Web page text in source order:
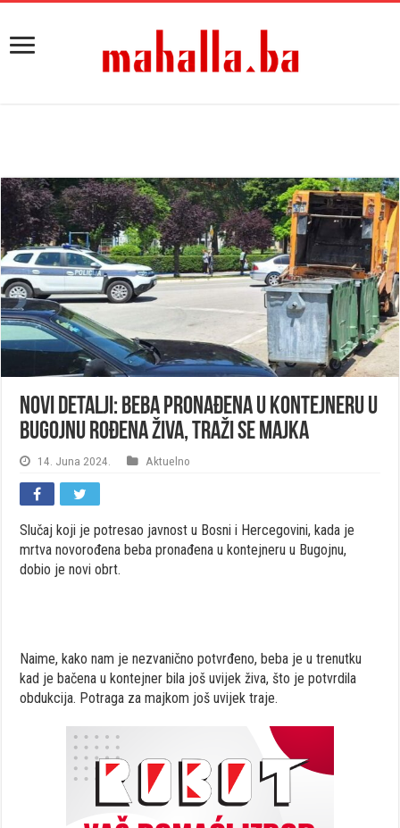
Novi detalji: Beba pronađena u kontejneru u
Bugojnu rođena živa, traži se majka
14. Juna 2024. Aktuelno
Slučaj koji je potresao javnost u Bosni i Hercegovini, kada je
mrtva novorođena beba pronađena u kontejneru u Bugojnu,
dobio je novi obrt.
Naime, kako nam je nezvanično potvrđeno, beba je u trenutku
kad je bačena u kontejner bila još uvijek živa, što je potvrdila
obdukcija. Potraga za majkom još uvijek traje.